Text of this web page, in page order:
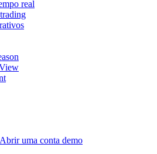
real
Abrir uma conta demo